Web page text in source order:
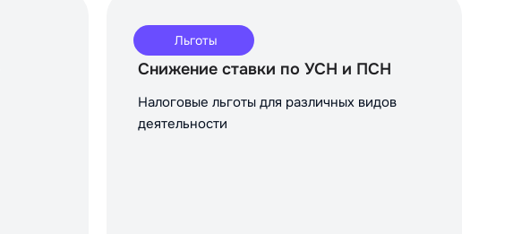
Льготы
Снижение ставки по УСН и ПСН
Налоговые льготы для различных видов
деятельности